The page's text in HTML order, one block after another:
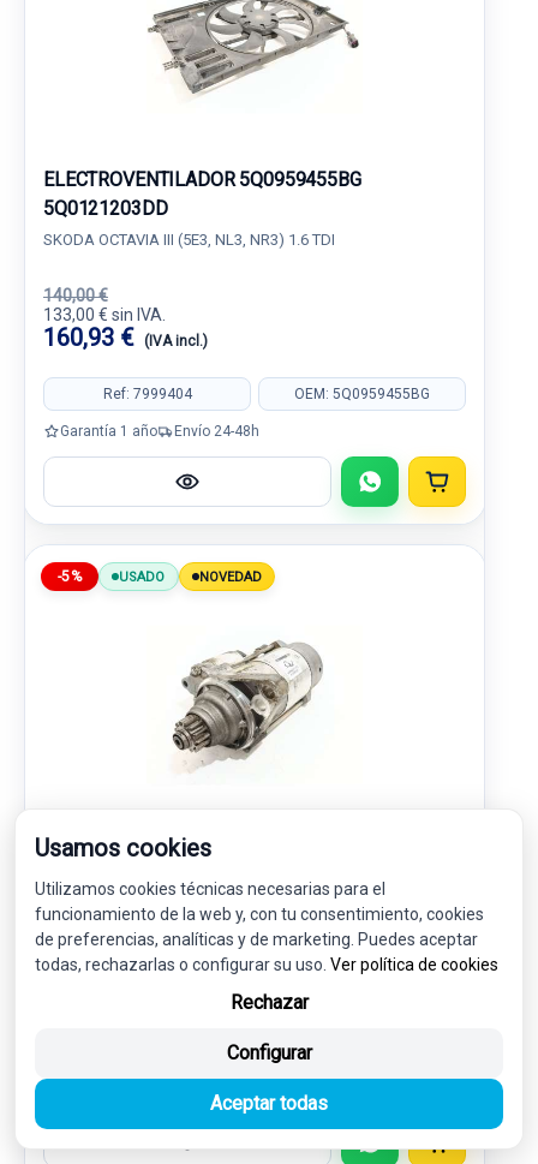
ELECTROVENTILADOR 5Q0959455BG
5Q0121203DD
SKODA OCTAVIA III (5E3, NL3, NR3) 1.6 TDI
140,00 €
133,00 € sin IVA.
160,93 € (IVA incl.)
Ref: 7999404 OEM: 5Q0959455BG
Garantía 1 año Envío 24-48h
-5% USADO NOVEDAD
MOTOR ARRANQUE 02Z911024B 4380000231
SKODA OCTAVIA III (5E3, NL3, NR3) 1.6 TDI
27,00 €
25,65 € sin IVA.
OEM: 02Z911024B
Envío 24-48h
Usamos cookies
Utilizamos cookies técnicas necesarias para el
funcionamiento de la web y, con tu consentimiento, cookies
de preferencias, analíticas y de marketing. Puedes aceptar
todas, rechazarlas o configurar su uso. Ver política de cookies
Rechazar
Configurar
Aceptar todas